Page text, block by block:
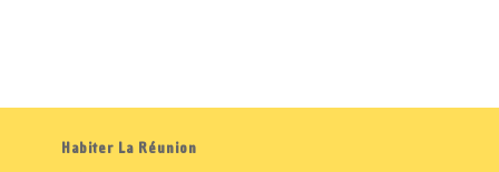
Habiter La Réunion